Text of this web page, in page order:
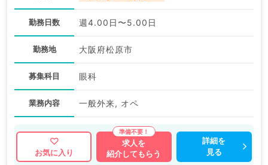
勤務日数 週4.00日〜5.00日
勤務地 大阪府松原市
募集科目 眼科
業務内容 一般外来, オペ
お気に入り
求人を
紹介してもらう
詳細を
見る